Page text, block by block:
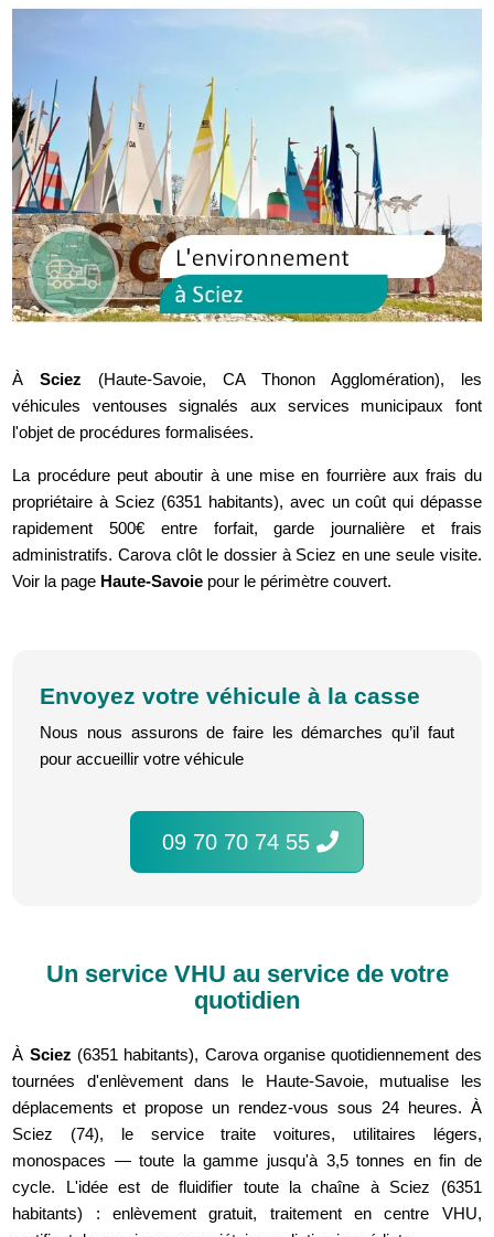
ÀSciez (Haute-Savoie, CA Thonon Agglomération), les
véhicules ventouses signalés aux services municipaux font
l'objet de procédures formalisées.
La procédure peut aboutir à une mise en fourrière aux frais du
propriétaire à Sciez (6351 habitants), avec un coût qui dépasse
rapidement 500€ entre forfait, garde journalière et frais
administratifs. Carova clôt le dossier à Sciez en une seule visite.
Voir la page Haute-Savoie pour le périmètre couvert.
Envoyez votre véhicule à la casse
Nous nous assurons de faire les démarches qu’il faut
pour accueillir votre véhicule
09 70 70 74 55
Un service VHU au service de votre
quotidien
À Sciez (6351 habitants), Carova organise quotidiennement des
tournées d'enlèvement dans le Haute-Savoie, mutualise les
déplacements et propose un rendez-vous sous 24 heures. À
Sciez (74), le service traite voitures, utilitaires légers,
monospaces — toute la gamme jusqu'à 3,5 tonnes en fin de
cycle. L'idée est de fluidifier toute la chaîne à Sciez (6351
habitants) : enlèvement gratuit, traitement en centre VHU,